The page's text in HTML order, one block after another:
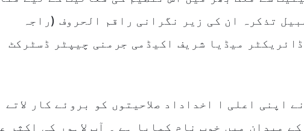
تذکرہ ان کی زیر نگرانی راقم الحروف (راجہ
میڈیا شریف اکیڈمی جرمنی چیپٹر ڈسٹرکٹ
اپنی اعلی ا اخداداد صلاحیتوں کو بروئے کار لاتے
کے میدان میں خوب نام کمایا ہے ۔ آپ لاہور کی اکثر